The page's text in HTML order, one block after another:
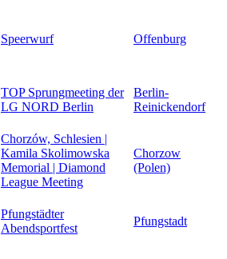
Speerwurf Offenburg
TOP Sprungmeeting der
LG NORD Berlin
Berlin-
Reinickendorf
Chorzów, Schlesien |
Kamila Skolimowska
Memorial | Diamond
League Meeting
Chorzow
(Polen)
Pfungstädter
Abendsportfest
Pfungstadt